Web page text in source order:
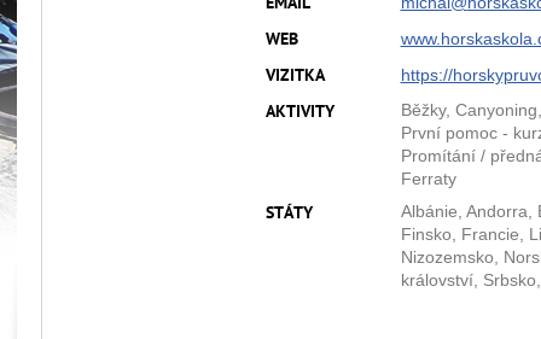
EMAIL
WEB
VIZITKA
https://
AKTIVITY
Běžky,
První pomoc -
Promítání /
Ferraty
STÁTY
Albánie, Andorra,
Finsko, Francie,
Nizozemsko,
království,